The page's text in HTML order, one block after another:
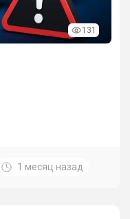
131
1 месяц назад